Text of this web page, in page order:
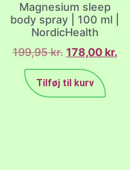
Magnesium sleep
body spray | 100 ml |
NordicHealth
199,95kr. 178,00 kr.
Tilføj til kurv